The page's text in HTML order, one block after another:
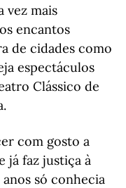
vez mais
encantos
de cidades como
espectáculos
Clássico de
com gosto a
já faz justiça à
só conhecia